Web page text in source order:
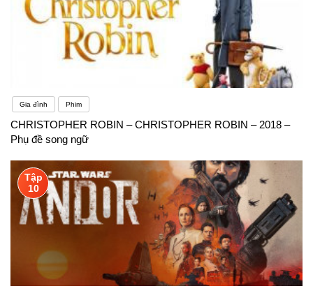
Gia đình Phim
CHRISTOPHER ROBIN – CHRISTOPHER ROBIN – 2018 –
Phụ đề song ngữ
Tập
10